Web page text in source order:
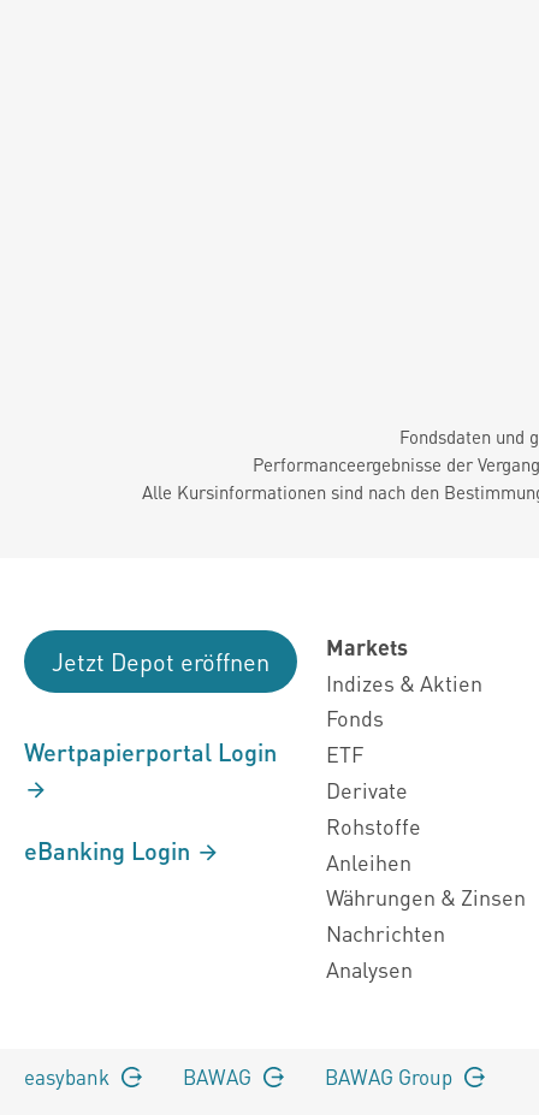
Fondsdaten und
Performanceergebnisse der
Alle Kursinformationen sind nach den
Jetzt Depot eröffnen
Wertpapierportal Login
eBanking Login
Markets
Indizes & Aktien
Fonds
ETF
Derivate
Rohstoffe
Anleihen
Währungen & Zinsen
Nachrichten
Analysen
easybank BAWAG BAWAG Group